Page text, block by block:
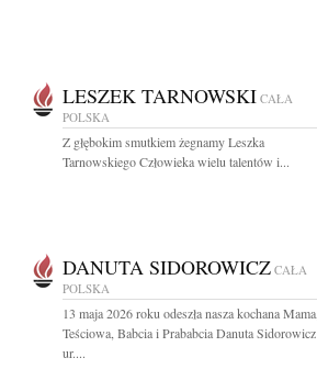
LESZEK TARNOWSKI CAŁA
POLSKA
Z głębokim smutkiem żegnamy Leszka
Tarnowskiego Człowieka wielu talentów i...
DANUTA SIDOROWICZ CAŁA
POLSKA
13 maja 2026 roku odeszła nasza kochana Mama,
Teściowa, Babcia i Prababcia Danuta Sidorowicz
ur....